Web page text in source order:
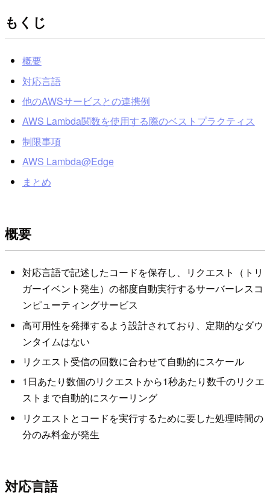
もくじ
概要
対応言語
他のAWSサービスとの連携例
AWS Lambda関数を使用する際のベストプラクティス
制限事項
AWS Lambda@Edge
まとめ
概要
対応言語で記述したコードを保存し、リクエスト（トリ
ガーイベント発生）の都度自動実行するサーバーレスコ
ンピューティングサービス
高可用性を発揮するよう設計されており、定期的なダウ
ンタイムはない
リクエスト受信の回数に合わせて自動的にスケール
1日あたり数個のリクエストから1秒あたり数千のリクエ
ストまで自動的にスケーリング
リクエストとコードを実行するために要した処理時間の
分のみ料金が発生
対応言語